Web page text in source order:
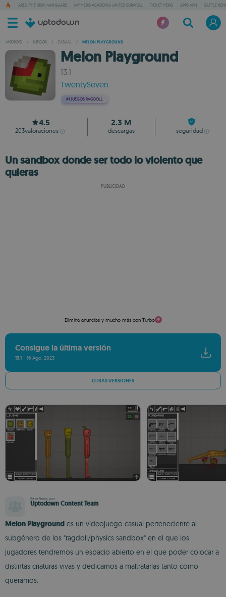
ARES: THE IRON VANGUARD MY HERO ACADEMIA UNITED SURVIVAL TICKET HERO APPS VPN BATTLE
ANDROID / JUEGOS / CASUAL / MELON PLAYGROUND
Melon Playground
13.1
TwentySeven
#1 JUEGOS RAGDOLL
4.5
203valoraciones
2.3 M
descargas seguridad
Un sandbox donde ser todo lo violento que
quieras
PUBLICIDAD
Elimina anuncios y mucho más con Turbo
Consigue la última versión
13.1 16 Ago. 2023
OTRAS VERSIONES
Reseñado por
Uptodown Content Team
Melon Playground es un videojuego casual perteneciente al
subgénero de los "ragdoll/physics sandbox" en el que los
jugadores tendremos un espacio abierto en el que poder colocar a
distintas criaturas vivas y dedicarnos a maltratarlas tanto como
queramos.